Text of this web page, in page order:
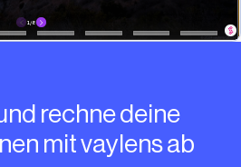
rechne deine
mit vaylens ab